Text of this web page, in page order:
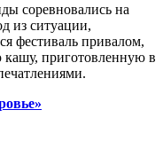
соревновались на
из ситуации,
фестиваль привалом,
кашу, приготовленную в